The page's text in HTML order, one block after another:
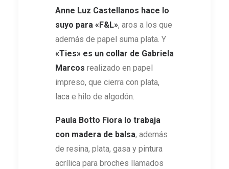
Anne Luz Castellanos hace lo
suyo para «F&L», aros a los que
además de papel suma plata. Y
«Ties» es un collar de Gabriela
Marcos realizado en papel
impreso, que cierra con plata,
laca e hilo de algodón.
Paula Botto Fiora lo trabaja
con madera de balsa, además
de resina, plata, gasa y pintura
acrílica para broches llamados